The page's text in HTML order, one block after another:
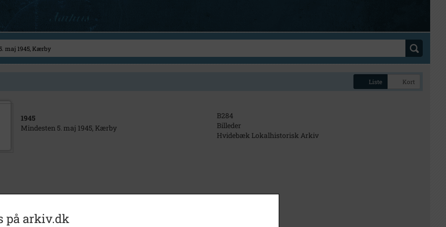
Liste Kort
1945
Mindesten 5. maj 1945, Kærby
B284
Billeder
Hvidebæk Lokalhistorisk Arkiv
på arkiv.dk